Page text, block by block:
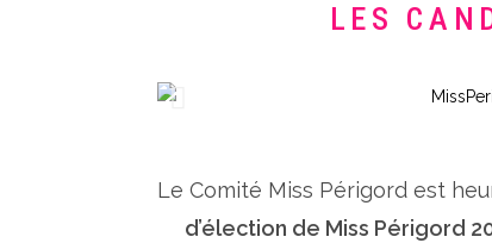
LES
Le Comité Miss Périgord est
d’élection de Miss Périgord